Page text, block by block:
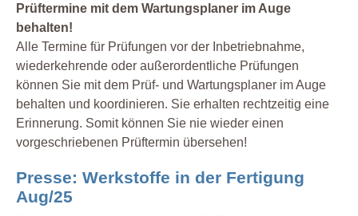
Prüftermine mit dem Wartungsplaner im Auge
behalten!
Alle Termine für Prüfungen vor der Inbetriebnahme,
wiederkehrende oder außerordentliche Prüfungen
können Sie mit dem Prüf- und Wartungsplaner im Auge
behalten und koordinieren. Sie erhalten rechtzeitig eine
Erinnerung. Somit können Sie nie wieder einen
vorgeschriebenen Prüftermin übersehen!
Presse: Werkstoffe in der Fertigung
Aug/25